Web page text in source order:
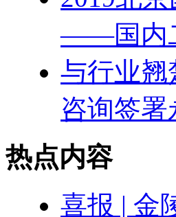
——国内
与行业翘
咨询签
热点内容
喜报 | 金